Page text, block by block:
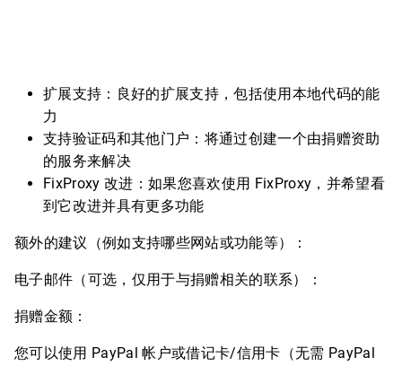
扩展支持：良好的扩展支持，包括使用本地代码的能
力
支持验证码和其他门户：将通过创建一个由捐赠资助
的服务来解决
FixProxy 改进：如果您喜欢使用 FixProxy，并希望看
到它改进并具有更多功能
额外的建议（例如支持哪些网站或功能等）：
电子邮件（可选，仅用于与捐赠相关的联系）：
捐赠金额：
您可以使用 PayPal 帐户或借记卡/信用卡（无需 PayPal